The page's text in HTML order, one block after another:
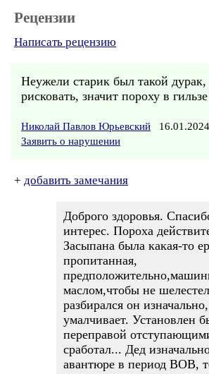
Рецензии
Написать рецензию
Неужели старик был такой
рисковать, значит пороху в
Николай Павлов Юрьевский
Заявить о нарушении
+ добавить замечания
Доброго здоровья.
интерес. Пороха
Засыпана была какая-то
пропитанная,
маслом,чтобы не
разбирался он
умалчивает. Установлен
переправой
сработал... Дед
авантюре в период ВОВ,